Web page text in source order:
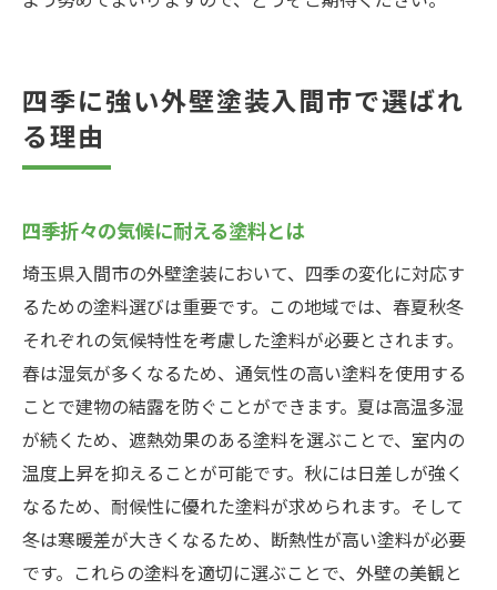
四季に強い外壁塗装入間市で選ばれ
る理由
四季折々の気候に耐える塗料とは
埼玉県入間市の外壁塗装において、四季の変化に対応す
るための塗料選びは重要です。この地域では、春夏秋冬
それぞれの気候特性を考慮した塗料が必要とされます。
春は湿気が多くなるため、通気性の高い塗料を使用する
ことで建物の結露を防ぐことができます。夏は高温多湿
が続くため、遮熱効果のある塗料を選ぶことで、室内の
温度上昇を抑えることが可能です。秋には日差しが強く
なるため、耐候性に優れた塗料が求められます。そして
冬は寒暖差が大きくなるため、断熱性が高い塗料が必要
です。これらの塗料を適切に選ぶことで、外壁の美観と